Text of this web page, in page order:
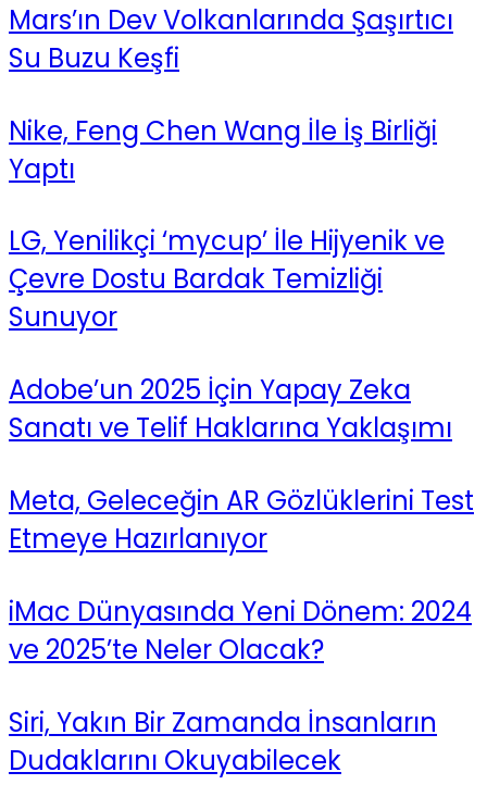
Mars’ın Dev Volkanlarında Şaşırtıcı
Su Buzu Keşfi
Nike, Feng Chen Wang İle İş Birliği
Yaptı
LG, Yenilikçi ‘mycup’ İle Hijyenik ve
Çevre Dostu Bardak Temizliği
Sunuyor
Adobe’un 2025 İçin Yapay Zeka
Sanatı ve Telif Haklarına Yaklaşımı
Meta, Geleceğin AR Gözlüklerini Test
Etmeye Hazırlanıyor
iMac Dünyasında Yeni Dönem: 2024
ve 2025’te Neler Olacak?
Siri, Yakın Bir Zamanda İnsanların
Dudaklarını Okuyabilecek